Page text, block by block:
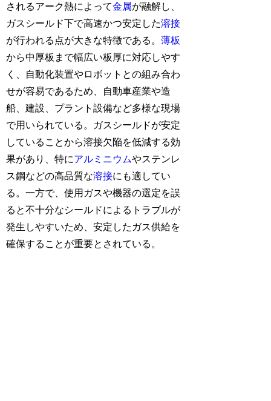
されるアーク熱によって金属が融解し、
ガスシールド下で高速かつ安定した溶接
が行われる点が大きな特徴である。薄板
から中厚板まで幅広い板厚に対応しやす
く、自動化装置やロボットとの組み合わ
せが容易であるため、自動車産業や造
船、建設、プラント設備など多様な現場
で用いられている。ガスシールドが安定
していることから溶接欠陥を低減する効
果があり、特にアルミニウムやステンレ
ス鋼などの高品質な溶接にも適してい
る。一方で、使用ガスや機器の選定を誤
ると不十分なシールドによるトラブルが
発生しやすいため、安定したガス供給を
確保することが重要とされている。